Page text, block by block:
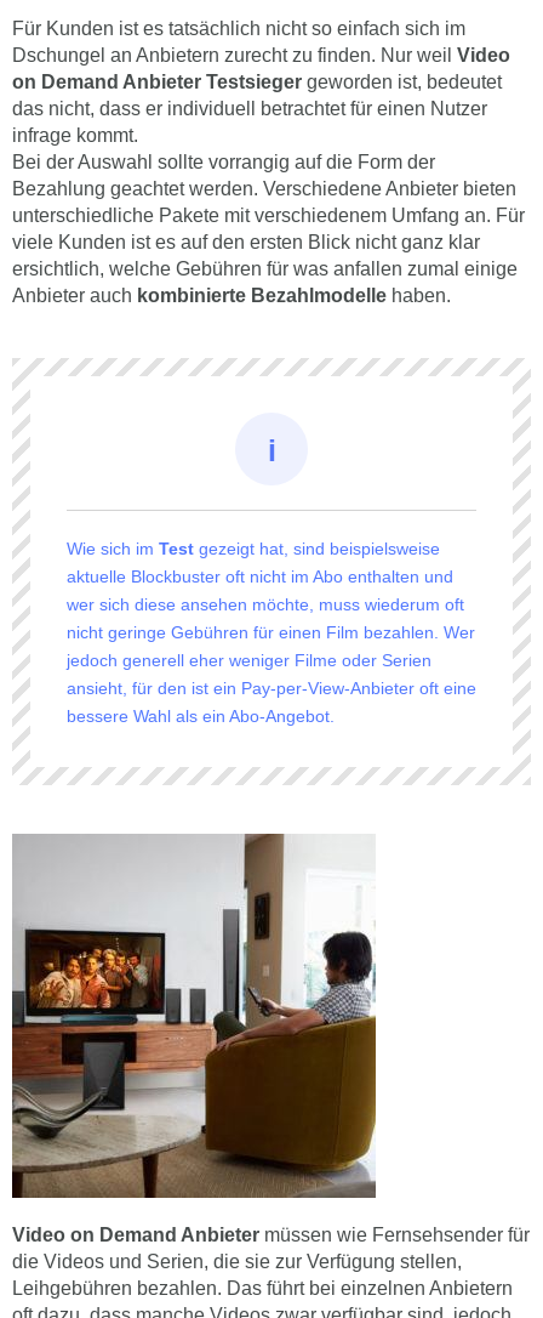
Für Kunden ist es tatsächlich nicht so einfach sich im
Dschungel an Anbietern zurecht zu finden. Nur weil Video
on Demand Anbieter Testsieger geworden ist, bedeutet
das nicht, dass er individuell betrachtet für einen Nutzer
infrage kommt.
Bei der Auswahl sollte vorrangig auf die Form der
Bezahlung geachtet werden. Verschiedene Anbieter bieten
unterschiedliche Pakete mit verschiedenem Umfang an. Für
viele Kunden ist es auf den ersten Blick nicht ganz klar
ersichtlich, welche Gebühren für was anfallen zumal einige
Anbieter auch kombinierte Bezahlmodelle haben.
Wie sich im Test gezeigt hat, sind beispielsweise
aktuelle Blockbuster oft nicht im Abo enthalten und
wer sich diese ansehen möchte, muss wiederum oft
nicht geringe Gebühren für einen Film bezahlen. Wer
jedoch generell eher weniger Filme oder Serien
ansieht, für den ist ein Pay-per-View-Anbieter oft eine
bessere Wahl als ein Abo-Angebot.
Video on Demand Anbieter müssen wie Fernsehsender für
die Videos und Serien, die sie zur Verfügung stellen,
Leihgebühren bezahlen. Das führt bei einzelnen Anbietern